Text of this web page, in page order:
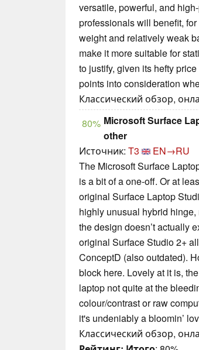
versatile, powerful, and
professionals will benefit,
weight and relatively weak
make it more suitable for
to justify, given its hefty
points into consideration
Классический обзор,
80% Microsoft Surface
other
Источник: T3
EN→RU
The Microsoft Surface
is a bit of a one-off. Or at
original Surface Laptop
highly unusual hybrid
the design doesn’t actually
original Surface Studio 2+
ConceptD (also outdated).
block here. Lovely at it is,
laptop not quite at the
colour/contrast or raw
it's undeniably a bloomin’
Классический обзор,